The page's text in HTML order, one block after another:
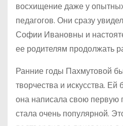
восхищение даже у
педагогов. Они сразу
Софии Ивановны и
ее родителям продолжать
Ранние годы Пахмутовой
творчества и искусства. Ей
она написала свою первую
стала очень популярной.